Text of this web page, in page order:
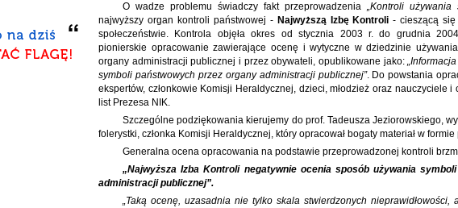
O wadze problemu świadczy fakt przeprowadzenia „Kontroli używania
najwyższy organ kontroli państwowej - Najwyższą Izbę Kontroli - cieszącą się
społeczeństwie. Kontrola objęła okres od stycznia 2003 r. do grudnia
pionierskie opracowanie zawierające ocenę i wytyczne w dziedzinie
organy administracji publicznej i przez obywateli, opublikowane jako:
symboli państwowych przez organy administracji publicznej”. Do powstania
ekspertów, członkowie Komisji Heraldycznej, dzieci, młodzież oraz nauczyciele i
list Prezesa NIK.
Szczególne podziękowania kierujemy do prof. Tadeusza Jeziorowskiego,
folerystki, członka Komisji Heraldycznej, który opracował bogaty materiał w formie
Generalna ocena opracowania na podstawie przeprowadzonej kontroli
„Najwyższa Izba Kontroli negatywnie ocenia sposób używania
administracji publicznej”.
„Taką ocenę, uzasadnia nie tylko skala stwierdzonych